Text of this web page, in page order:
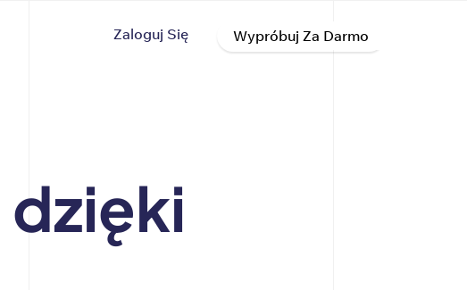
Zaloguj Się Wypróbuj Za Darmo